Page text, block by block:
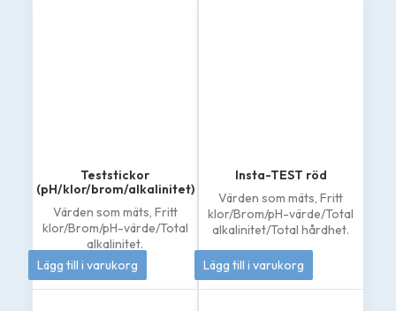
Teststickor
(pH/klor/brom/alkalinitet)
Värden som mäts, Fritt
klor/Brom/pH-värde/Total
alkalinitet.
79kr
Lägg till i varukorg
Insta-TEST röd
Värden som mäts, Fritt
klor/Brom/pH-värde/Total
alkalinitet/Total hårdhet.
208kr
Lägg till i varukorg